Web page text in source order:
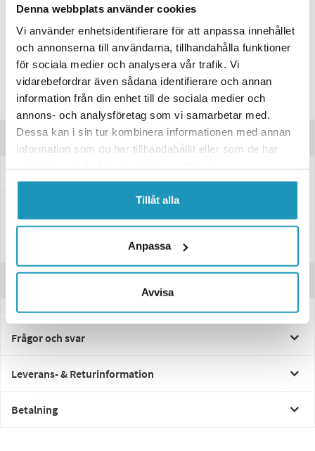
Denna webbplats använder cookies
Vi använder enhetsidentifierare för att anpassa innehållet
och annonserna till användarna, tillhandahålla funktioner
för sociala medier och analysera vår trafik. Vi
vidarebefordrar även sådana identifierare och annan
information från din enhet till de sociala medier och
annons- och analysföretag som vi samarbetar med.
Dessa kan i sin tur kombinera informationen med annan
information som du har tillhandahållit eller som de har
Tillåt alla
Anpassa
Avvisa
BUTIKSLAGER 0 I LAGER
Lägsta pris de senaste 30-dagarna: 441 kr
Leverans- & Returinformation
Spara produkt
Frågor om produkten?
Produktinformation
LED Dimljus 78x68x40 röd med 45mm Kabel
Frågor och svar
Leverans- & Returinformation
Betalning